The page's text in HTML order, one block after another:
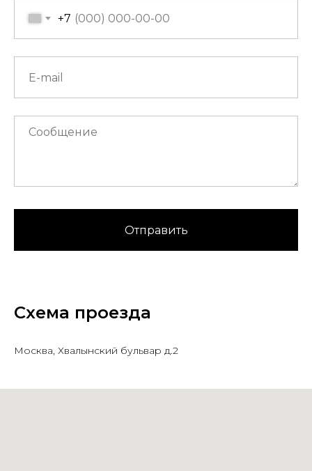
+7
Отправить
Схема проезда
Москва, Хвалынский бульвар д.2